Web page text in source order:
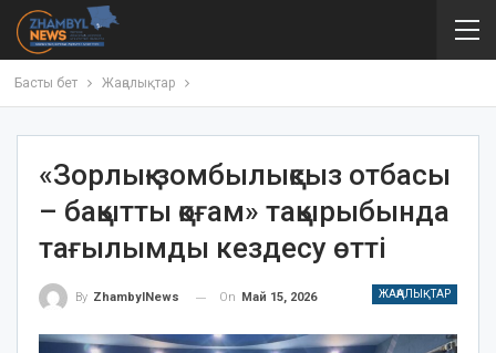
Басты бет Жаңалықтар
«Зорлық-зомбылықсыз отбасы
– бақытты қоғам» тақырыбында
тағылымды кездесу өтті
ЖАҢАЛЫҚТАР
By ZhambylNews On Май 15, 2026